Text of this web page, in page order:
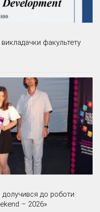
факультету
до роботи
– 2026»